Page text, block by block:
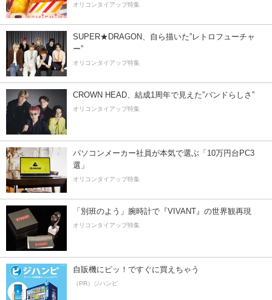
オリコンタイアップ特集
SUPER★DRAGON、自ら描いた”レトロフューチャ
ー”
オリコンタイアップ特集
CROWN HEAD、結成1周年で見えた”バンドらしさ”
オリコンタイアップ特集
パソコンメーカー社員が本気で選ぶ「10万円台PC3
選」
オリコンタイアップ特集
「別班のよう」腕時計で『VIVANT』の世界観再現
オリコンタイアップ特集
自販機にピッ！ですぐに買えちゃう
（PR）ジハンピ